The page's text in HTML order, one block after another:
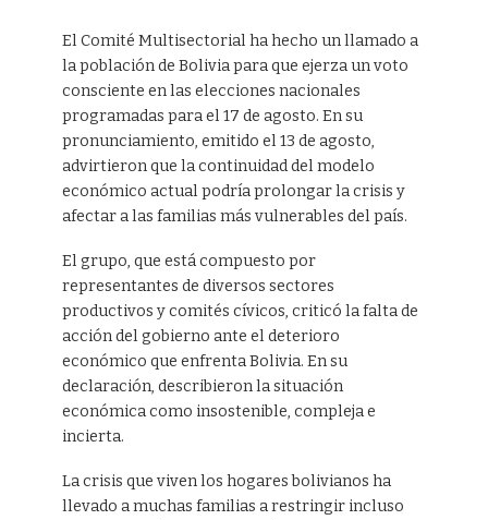
El Comité Multisectorial ha hecho un llamado a
la población de Bolivia para que ejerza un voto
consciente en las elecciones nacionales
programadas para el 17 de agosto. En su
pronunciamiento, emitido el 13 de agosto,
advirtieron que la continuidad del modelo
económico actual podría prolongar la crisis y
afectar a las familias más vulnerables del país.
El grupo, que está compuesto por
representantes de diversos sectores
productivos y comités cívicos, criticó la falta de
acción del gobierno ante el deterioro
económico que enfrenta Bolivia. En su
declaración, describieron la situación
económica como insostenible, compleja e
incierta.
La crisis que viven los hogares bolivianos ha
llevado a muchas familias a restringir incluso